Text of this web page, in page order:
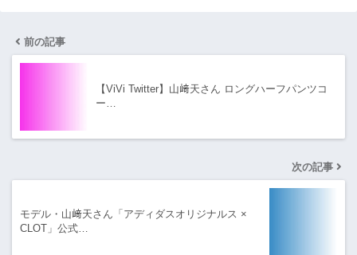
前の記事
【ViVi Twitter】山﨑天さん ロングハーフパンツコ
ー…
次の記事
モデル・山﨑天さん「アディダスオリジナルス ×
CLOT」公式…